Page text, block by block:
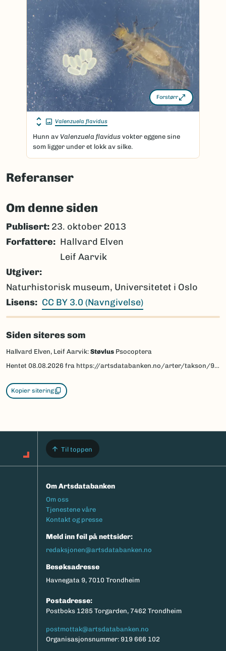
Forstørr
Valenzuela flavidus
Hunn av Valenzuela flavidus vokter eggene sine
som ligger under et lokk av silke.
Referanser
Om denne siden
Publisert: 23. oktober 2013
Forfattere
Hallvard Elven
Leif Aarvik
Utgiver
Naturhistorisk museum, Universitetet i Oslo
Lisens
CC BY 3.0 (Navngivelse)
Siden siteres som
Hallvard Elven, Leif Aarvik: Støvlus Psocoptera
Hentet 08.08.2026 fra https://artsdatabanken.no/arter/takson/96659/beskrivelse
Kopier sitering
Til toppen
Om Artsdatabanken
Footermeny
Om oss
Tjenestene våre
Kontakt og presse
Meld inn feil på nettsider:
redaksjonen@artsdatabanken.no
Besøksadresse
Havnegata 9, 7010 Trondheim
Postadresse:
Postboks 1285 Torgarden, 7462 Trondheim
postmottak@artsdatabanken.no
Organisasjonsnummer: 919 666 102